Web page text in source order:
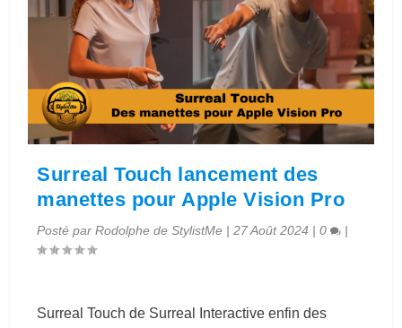
Surreal Touch lancement des
manettes pour Apple Vision Pro
Posté parRodolphe de StylistMe |27 Août 2024 |0 |
Surreal Touch de Surreal Interactive enfin des